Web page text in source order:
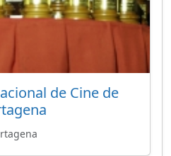
de Cine de